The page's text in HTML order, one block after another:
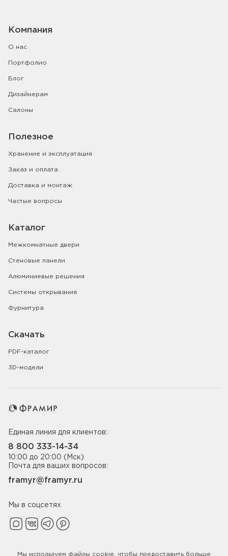
Компания
О нас
Портфолио
Блог
Дизайнерам
Салоны
Полезное
Хранение и эксплуатация
Заказ и оплата
Доставка и монтаж
Частые вопросы
Каталог
Межкомнатные двери
Стеновые панели
Алюминиевые решения
Системы открывания
Фурнитура
Скачать
PDF-каталог
3D-модели
Единая линия для клиентов:
8 800 333-14-34
10:00 до 20:00 (Мск)
Почта для ваших вопросов:
framyr@framyr.ru
Мы в соцсетях
Мы используем файлы cookie , чтобы предоставить больше